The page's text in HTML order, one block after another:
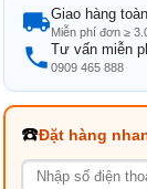
Giao hàng
Miễn phí đơn ≥
Tư vấn miễn
0909 465 888
☎️Đặt hàng